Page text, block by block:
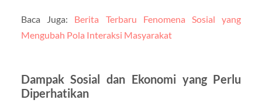
Baca Juga: Berita Terbaru Fenomena Sosial yang
Mengubah Pola Interaksi Masyarakat
Dampak Sosial dan Ekonomi yang Perlu
Diperhatikan